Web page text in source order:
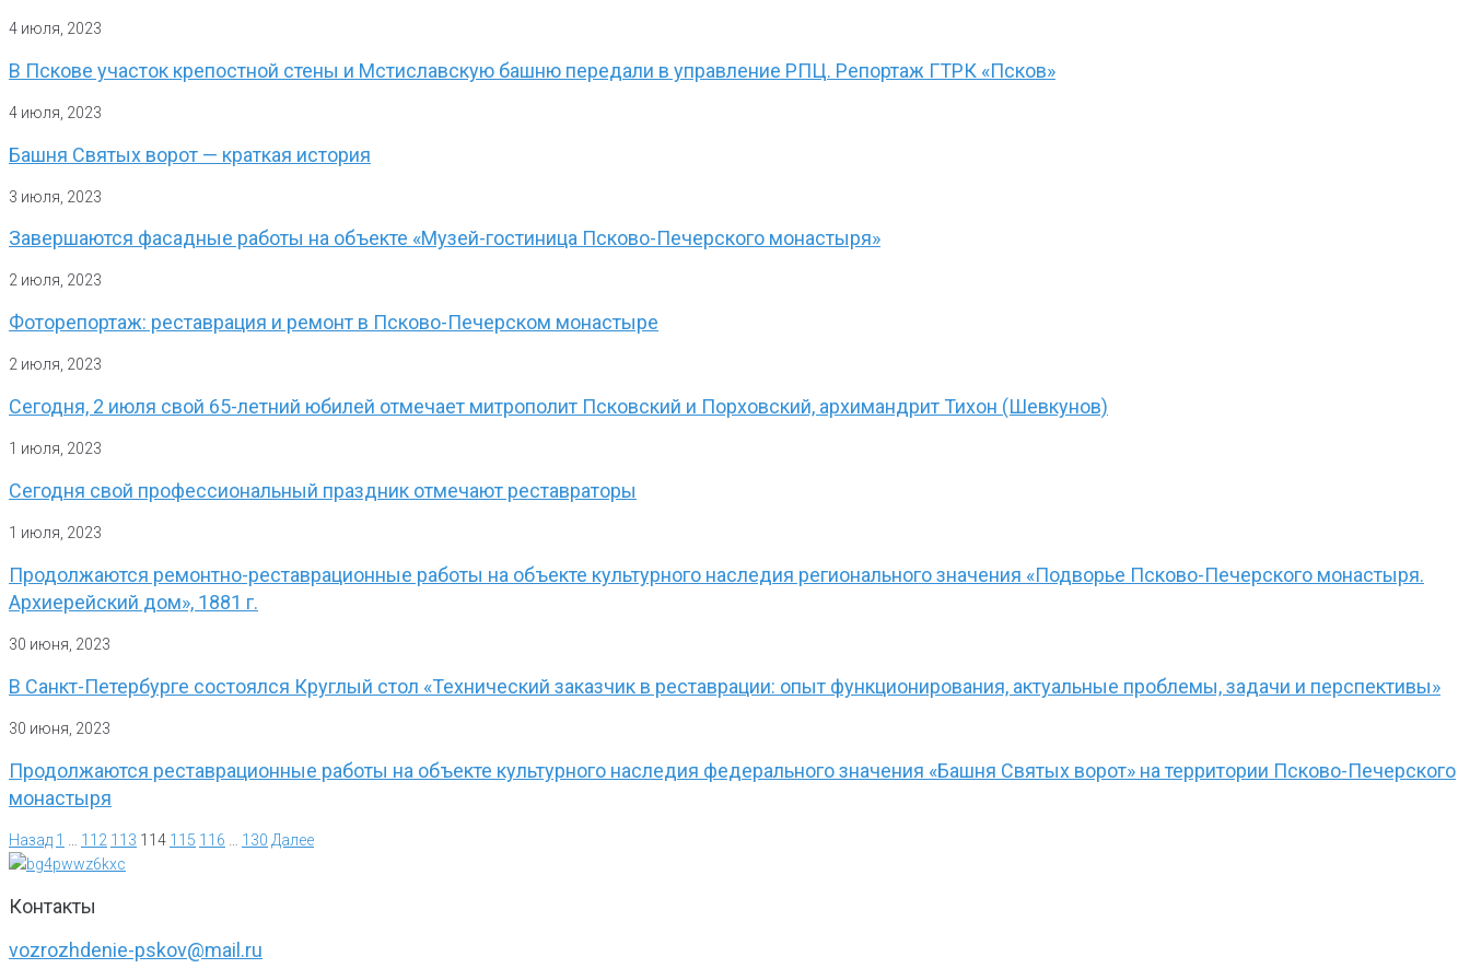
4 июля, 2023
В Пскове участок крепостной стены и Мстиславскую башню передали в управление РПЦ. Репортаж ГТРК «Псков»
4 июля, 2023
Башня Святых ворот — краткая история
3 июля, 2023
Завершаются фасадные работы на объекте «Музей-гостиница Псково-Печерского монастыря»
2 июля, 2023
Фоторепортаж: реставрация и ремонт в Псково-Печерском монастыре
2 июля, 2023
Сегодня, 2 июля свой 65-летний юбилей отмечает митрополит Псковский и Порховский, архимандрит Тихон (Шевкунов)
1 июля, 2023
Сегодня свой профессиональный праздник отмечают реставраторы
1 июля, 2023
Продолжаются ремонтно-реставрационные работы на объекте культурного наследия регионального значения «Подворье Псково-Печерского монастыря.
Архиерейский дом», 1881 г.
30 июня, 2023
В Санкт-Петербурге состоялся Круглый стол «Технический заказчик в реставрации: опыт функционирования, актуальные проблемы, задачи и перспективы»
30 июня, 2023
Продолжаются реставрационные работы на объекте культурного наследия федерального значения «Башня Святых ворот» на территории Псково-Печерского
монастыря
Назад 1 112 113 114 115 116 130 Далее
Контакты
vozrozhdenie-pskov@mail.ru